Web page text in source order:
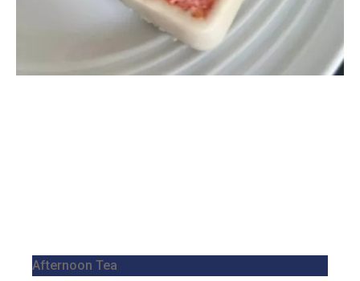
Afternoon Tea